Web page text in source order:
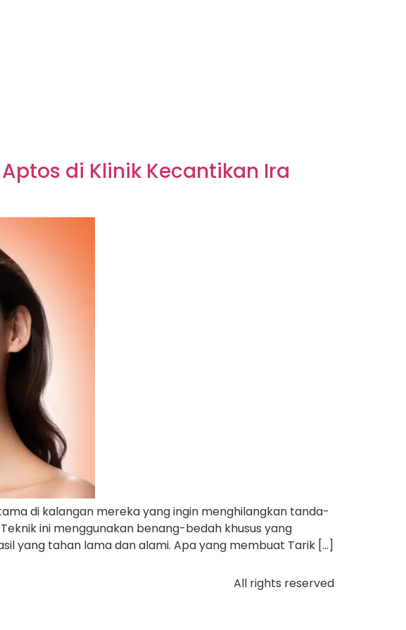
di Klinik Kecantikan Ira
di kalangan mereka yang ingin menghilangkan tanda-
ini menggunakan benang-bedah khusus yang
yang tahan lama dan alami. Apa yang membuat Tarik […]
All rights reserved